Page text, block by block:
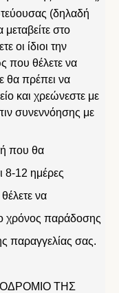
(δηλαδή
στο
οι ίδιοι την
που θέλετε να
θα πρέπει να
και χρεώνεστε με
συνεννόησης με
που θα
8-12 ημέρες
να
χρόνος παράδοσης
παραγγελίας σας.
ΤΗΣ